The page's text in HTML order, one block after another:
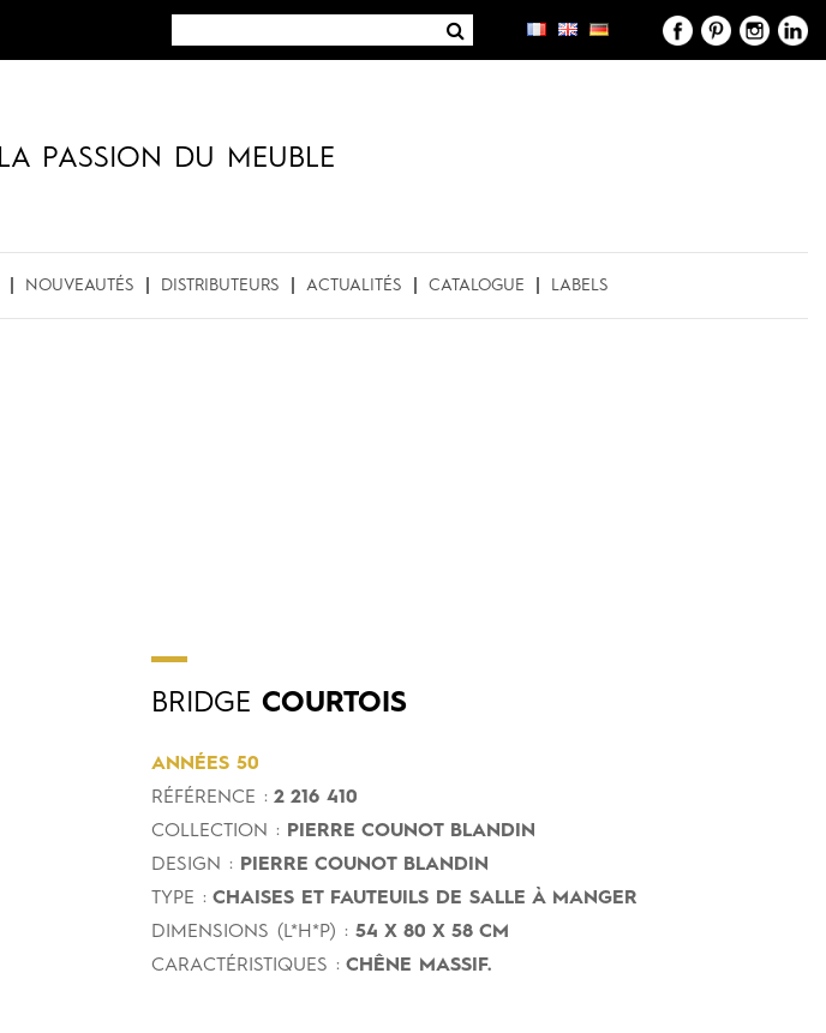
LA PASSION DU MEUBLE
NOUVEAUTÉS DISTRIBUTEURS ACTUALITÉS CATALOGUE LABELS
BRIDGE COURTOIS
ANNÉES 50
RÉFÉRENCE : 2 216 410
COLLECTION : PIERRE COUNOT BLANDIN
DESIGN : PIERRE COUNOT BLANDIN
TYPE : CHAISES ET FAUTEUILS DE SALLE À MANGER
DIMENSIONS (L*H*P) : 54 X 80 X 58 CM
CARACTÉRISTIQUES : CHÊNE MASSIF.